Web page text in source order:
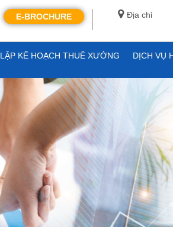
Địa chỉ
E-BROCHURE
LẬP KẾ HOẠCH THUÊ XƯỞNG DỊCH VỤ